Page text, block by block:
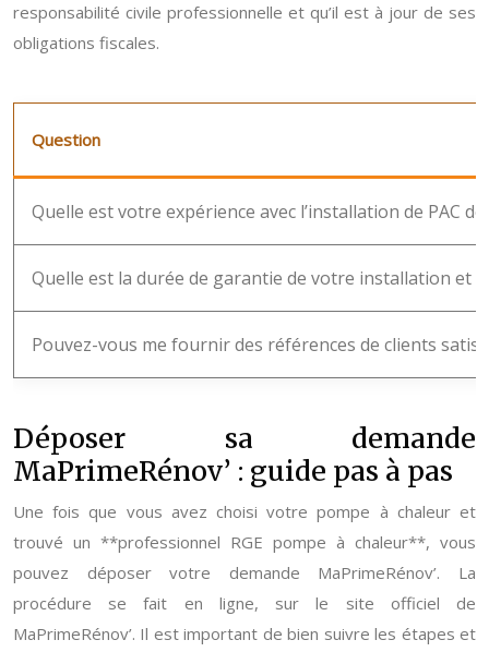
responsabilité civile professionnelle et qu’il est à jour de ses
obligations fiscales.
Question
Quelle est votre expérience avec l’installation de PAC de
Quelle est la durée de garantie de votre installation et
Pouvez-vous me fournir des références de clients
Déposer sa demande
MaPrimeRénov’ : guide pas à pas
Une fois que vous avez choisi votre pompe à chaleur et
trouvé un **professionnel RGE pompe à chaleur**, vous
pouvez déposer votre demande MaPrimeRénov’. La
procédure se fait en ligne, sur le site officiel de
MaPrimeRénov’. Il est important de bien suivre les étapes et